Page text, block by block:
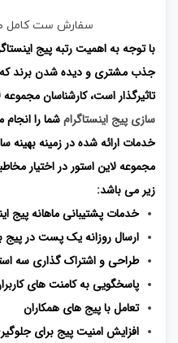
سفارش ست کامل
با توجه به اهمیت رتبه پیج
جذب مشتری و دیده شدن برند که
تاثیرگذار است، کارشناسان
سازی پیج اینستاگرامشما را
خدمات ارائه شده در زمینه بهینه
مجموعه لاین استور در اختیار
زیر می باشد:
خدمات پشتیبانی ماهانه پیج
ارسال روزانه یک پست در
طراحی و اشتراک گذاری سه
پاسخگویی به کامنت های
تعامل با پیج های همکاران
افزایش امنیت پیج برای